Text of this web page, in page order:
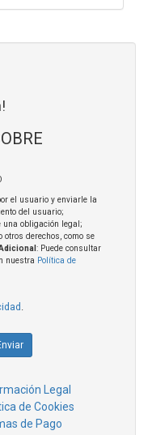
el usuario y enviarle la
del usuario;
una obligación legal;
derechos, como se
: Puede consultar
nuestra Política de
Legal
de Cookies
de Pago